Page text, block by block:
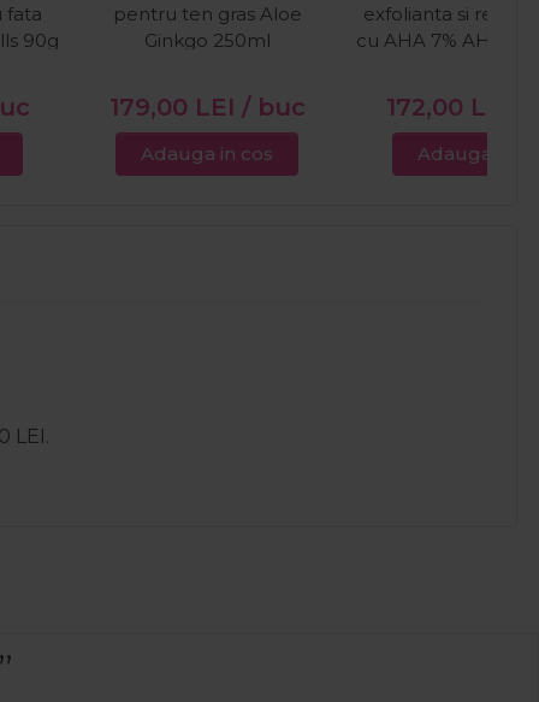
fata
90g
pentru ten gras Aloe
Ginkgo 250ml
179,00 LEI / buc
Adauga in cos
exfolianta si
cu AHA 7% AHA
172,00 LEI
Adauga in
LEI.
Comanda a venit rapid prompți cu lucruri de calitate am